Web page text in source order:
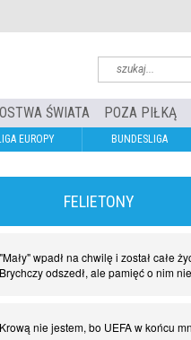
ŚWIATA POZA PIŁKĄ
EUROPY BUNDESLIGA
FELIETONY
"Mały" wpadł na chwilę i został całe
Brychczy odszedł, ale pamięć o nim
Krową nie jestem, bo UEFA w końcu